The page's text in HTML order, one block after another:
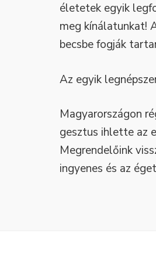
életetek egyik
meg kínálatunkat!
becsbe fogják
Az egyik
Magyarországon
gesztus ihlette az
Megrendelőink
ingyenes és az